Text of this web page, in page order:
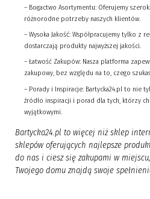
– Bogactwo Asortymentu: Oferujemy
różnorodne potrzeby naszych klientów.
– Wysoka Jakość: Współpracujemy tylko z
dostarczają produkty najwyższej jakości.
– Łatwość Zakupów: Nasza platforma
zakupowy, bez względu na to, czego
– Porady i Inspiracje: Bartycka24.pl to nie
źródło inspiracji i porad dla tych, którzy
wyjątkowymi.
Bartycka24.pl to więcej niż sklep
sklepów oferujących najlepsze
do nas i ciesz się zakupami w
Twojego domu znajdą swoje